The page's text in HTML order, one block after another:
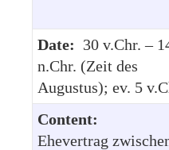
Date: 30 v.Chr. –
n.Chr. (Zeit des
Augustus); ev. 5
Content:
Ehevertrag